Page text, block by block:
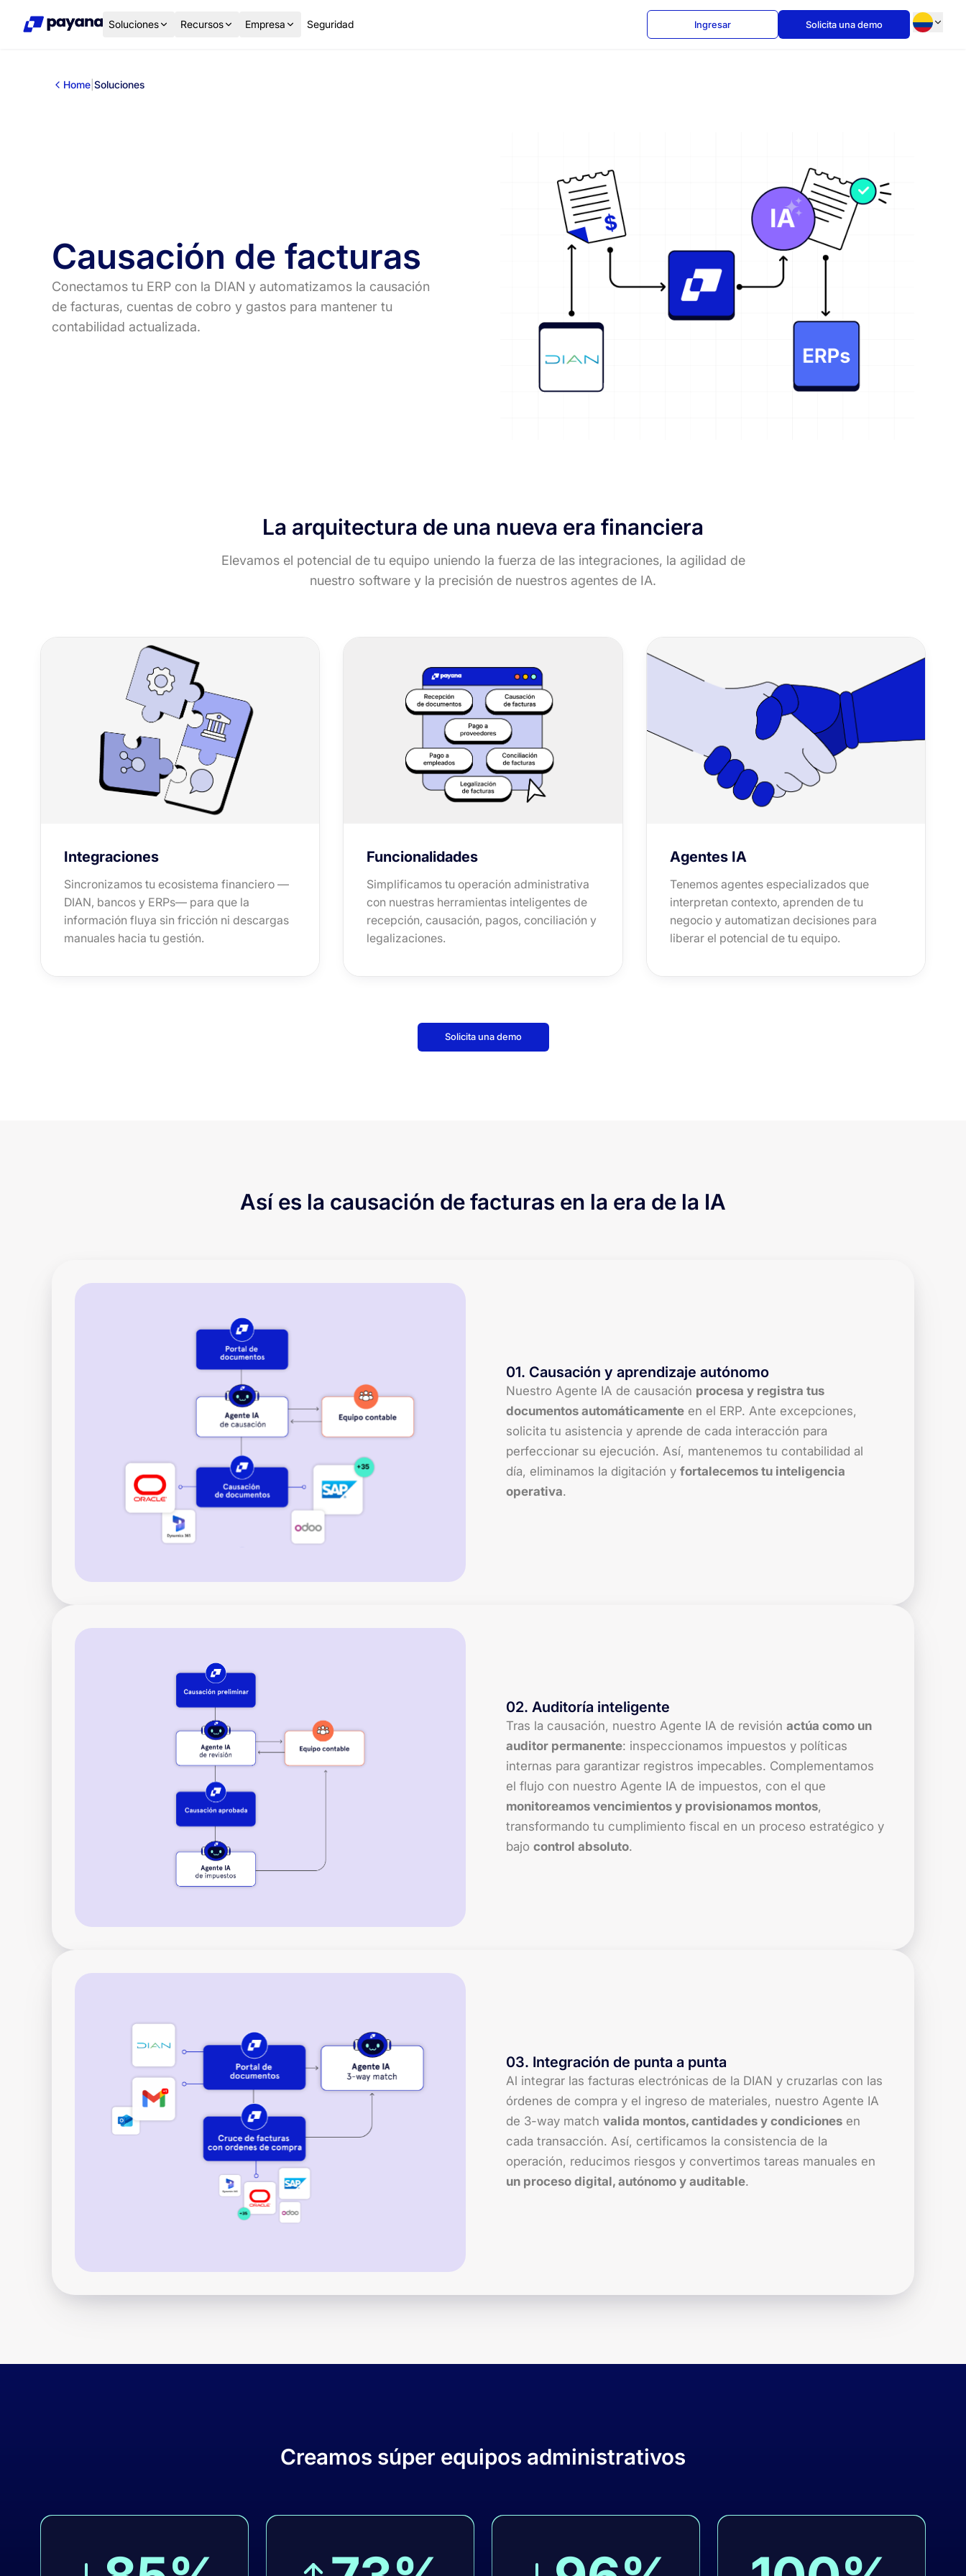
Soluciones Recursos Empresa Seguridad Ingresar Solicita una demo
Home Soluciones
Causación de facturas
Conectamos tu ERP con la DIAN y automatizamos la causación
de facturas, cuentas de cobro y gastos para mantener tu
contabilidad actualizada.
La arquitectura de una nueva era financiera
Elevamos el potencial de tu equipo uniendo la fuerza de las integraciones, la agilidad de
nuestro software y la precisión de nuestros agentes de IA.
Integraciones
Sincronizamos tu ecosistema financiero —
DIAN, bancos y ERPs— para que la
información fluya sin fricción ni descargas
manuales hacia tu gestión.
Funcionalidades
Simplificamos tu operación administrativa
con nuestras herramientas inteligentes de
recepción, causación, pagos, conciliación y
legalizaciones.
Agentes IA
Tenemos agentes especializados que
interpretan contexto, aprenden de tu
negocio y automatizan decisiones para
liberar el potencial de tu equipo.
Solicita una demo
Así es la causación de facturas en la era de la IA
01. Causación y aprendizaje autónomo
Nuestro Agente IA de causación procesa y registra tus
documentos automáticamente en el ERP. Ante excepciones,
solicita tu asistencia y aprende de cada interacción para
perfeccionar su ejecución. Así, mantenemos tu contabilidad al
día, eliminamos la digitación y fortalecemos tu inteligencia
operativa.
02. Auditoría inteligente
Tras la causación, nuestro Agente IA de revisión actúa como un
auditor permanente: inspeccionamos impuestos y políticas
internas para garantizar registros impecables. Complementamos
el flujo con nuestro Agente IA de impuestos, con el que
monitoreamos vencimientos y provisionamos montos,
transformando tu cumplimiento fiscal en un proceso estratégico y
bajo control absoluto.
03. Integración de punta a punta
Al integrar las facturas electrónicas de la DIAN y cruzarlas con las
órdenes de compra y el ingreso de materiales, nuestro Agente IA
de 3-way match valida montos, cantidades y condiciones en
cada transacción. Así, certificamos la consistencia de la
operación, reducimos riesgos y convertimos tareas manuales en
un proceso digital, autónomo y auditable.
Creamos súper equipos administrativos